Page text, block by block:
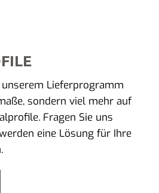
Lieferprogramm
sondern viel mehr auf
Fragen Sie uns
eine Lösung für Ihre